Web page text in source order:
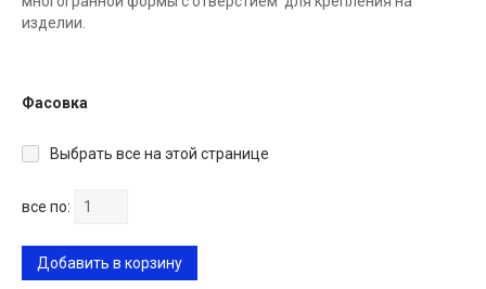
изделии.
Фасовка
Выбрать все на этой странице
все по:
Добавить в корзину